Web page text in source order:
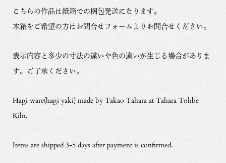
こちらの作品は紙箱での梱包発送になります。
木箱をご希望の方はお問合せフォームよりお問合せください。
表示内容と多少の寸法の違いや色の違いが生じる場合がありま
す。ご了承ください。
Hagi ware(hagi yaki) made by Takao Tahara at Tahara Tohbe
Kiln.
Items are shipped 3-5 days after payment is confirmed.